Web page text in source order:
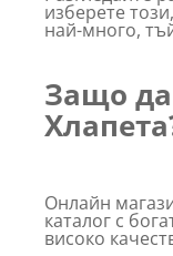
изберете
най-много,
Защо
Онлайн
каталог с
високо